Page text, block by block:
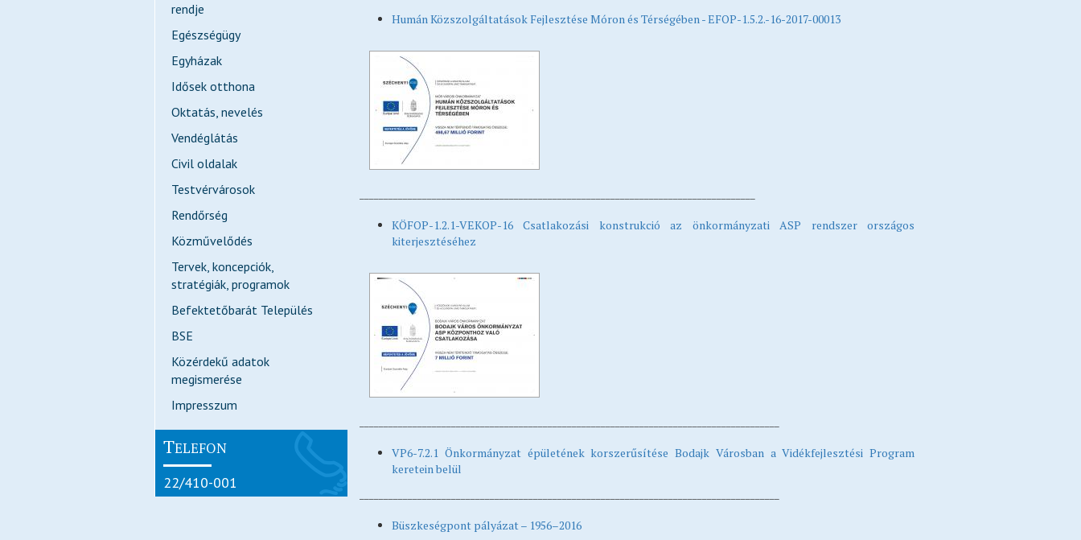
rendje
Egészségügy
Egyházak
Idősek otthona
Oktatás, nevelés
Vendéglátás
Civil oldalak
Testvérvárosok
Rendőrség
Közművelődés
Tervek, koncepciók,
stratégiák, programok
Befektetőbarát Település
BSE
Közérdekű adatok
megismerése
Impresszum
TELEFON
22/410-001
Humán Közszolgáltatások Fejlesztése Móron és Térségében - EFOP-1.5.2.-16-2017-00013
KÖFOP-1.2.1-VEKOP-16 Csatlakozási konstrukció az önkormányzati ASP rendszer országos
kiterjesztéséhez
VP6-7.2.1 Önkormányzat épületének korszerűsítése Bodajk Városban a Vidékfejlesztési Program
keretein belül
Büszkeségpont pályázat – 1956–2016